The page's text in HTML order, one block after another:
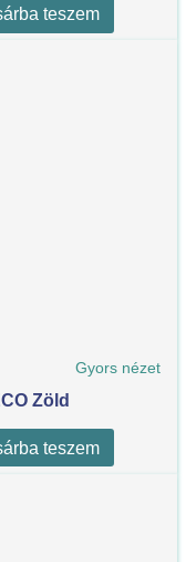
teszem
Gyors nézet
Zöld
teszem